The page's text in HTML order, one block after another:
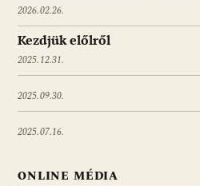
2026.02.26.
Kezdjük előlről
2025.12.31.
2025.09.30.
2025.07.16.
ONLINE MÉDIA